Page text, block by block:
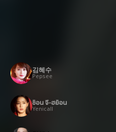
김혜수
Pepsee
ช็อน จี-ฮย็อน
Yenicall